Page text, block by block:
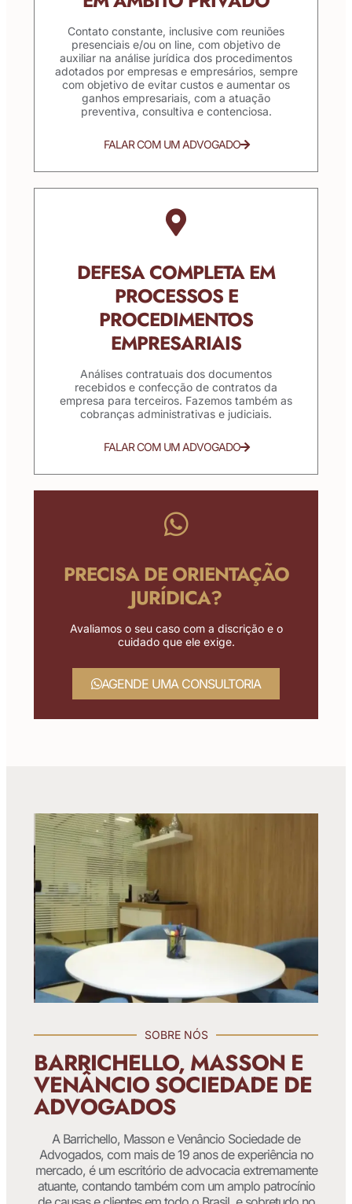
Contato constante, inclusive com reuniões
presenciais e/ou on line, com objetivo de
auxiliar na análise jurídica dos procedimentos
adotados por empresas e empresários, sempre
com objetivo de evitar custos e aumentar os
ganhos empresariais, com a atuação
preventiva, consultiva e contenciosa.
FALAR COM UM ADVOGADO
DEFESA COMPLETA EM
PROCESSOS E
PROCEDIMENTOS
EMPRESARIAIS
Análises contratuais dos documentos
recebidos e confecção de contratos da
empresa para terceiros. Fazemos também as
cobranças administrativas e judiciais.
FALAR COM UM ADVOGADO
PRECISA DE ORIENTAÇÃO
JURÍDICA?
Avaliamos o seu caso com a discrição e o
cuidado que ele exige.
AGENDE UMA CONSULTORIA
SOBRE NÓS
BARRICHELLO, MASSON E
VENÂNCIO SOCIEDADE DE
ADVOGADOS
A Barrichello, Masson e Venâncio Sociedade de
Advogados, com mais de 19 anos de experiência no
mercado, é um escritório de advocacia extremamente
atuante, contando também com um amplo patrocínio